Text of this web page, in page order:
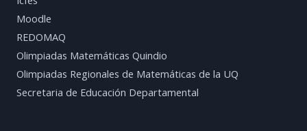
Moodle
REDOMAQ
Olimpiadas Matemáticas Quindio
Olimpiadas Regionales de Matemáticas de la UQ
Secretaria de Educación Departamental